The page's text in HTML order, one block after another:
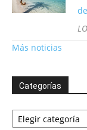
Más noticias
Categorías
Categorías